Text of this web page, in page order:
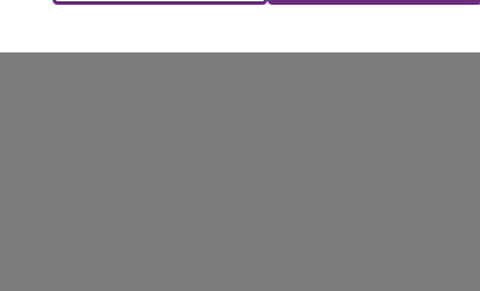
Une fête est donc organisée et vous êtes